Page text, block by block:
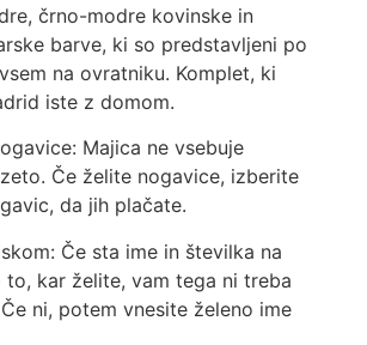
črno-modre kovinske in
barve, ki so predstavljeni po
na ovratniku. Komplet, ki
iste z domom.
Majica ne vsebuje
Če želite nogavice, izberite
da jih plačate.
Če sta ime in številka na
to, kar želite, vam tega ni treba
ni, potem vnesite želeno ime